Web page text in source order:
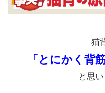
猫
「とにかく背
と思